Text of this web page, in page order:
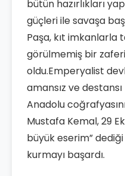
bütün hazırlıkları
güçleri ile savaşa
Paşa, kıt imkanlarla
görülmemiş bir
oldu.Emperyalist
amansız ve
Anadolu
Mustafa Kemal, 29
büyük eserim”
kurmayı başardı.